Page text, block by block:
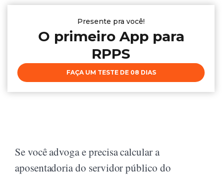
Presente pra você!
O primeiro App para
RPPS
FAÇA UM TESTE DE 08 DIAS
Se você advoga e precisa calcular a
aposentadoria do servidor público do